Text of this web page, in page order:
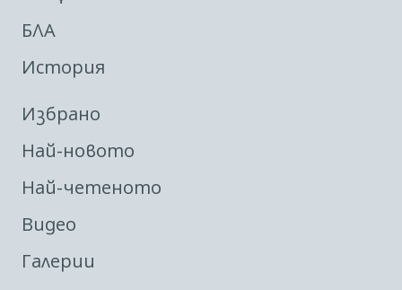
БЛА
История
Избрано
Най-новото
Най-четеното
Видео
Галерии